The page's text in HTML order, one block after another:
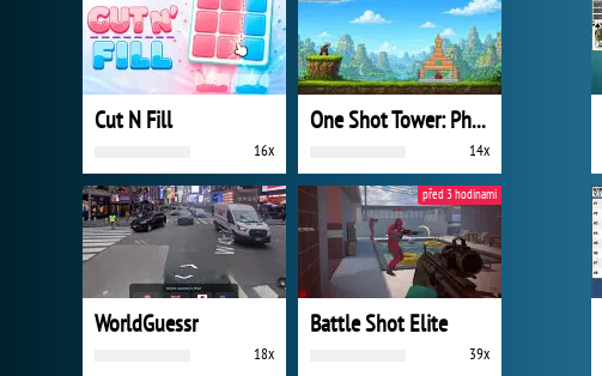
Cut N Fill
16x
One Shot Tower: Physics Destroyer
14x
WorldGuessr
18x
Battle Shot Elite
39x
před 3 hodinami